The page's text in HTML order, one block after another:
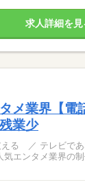
求人詳細を見
メ業界【電
業少
工・編集した動画
気エンタメ業界の